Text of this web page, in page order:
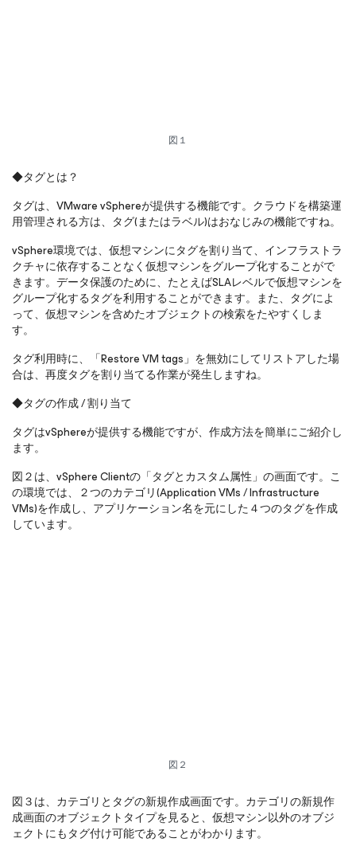
図１
◆タグとは？
タグは、VMware vSphereが提供する機能です。クラウドを構築運
用管理される方は、タグ(またはラベル)はおなじみの機能ですね。
vSphere環境では、仮想マシンにタグを割り当て、インフラストラ
クチャに依存することなく仮想マシンをグループ化することがで
きます。データ保護のために、たとえばSLAレベルで仮想マシンを
グループ化するタグを利用することができます。また、タグによ
って、仮想マシンを含めたオブジェクトの検索をたやすくしま
す。
タグ利用時に、「Restore VM tags」を無効にしてリストアした場
合は、再度タグを割り当てる作業が発生しますね。
◆タグの作成 / 割り当て
タグはvSphereが提供する機能ですが、作成方法を簡単にご紹介し
ます。
図２は、vSphere Clientの「タグとカスタム属性」の画面です。こ
の環境では、２つのカテゴリ(Application VMs / Infrastructure
VMs)を作成し、アプリケーション名を元にした４つのタグを作成
しています。
図２
図３は、カテゴリとタグの新規作成画面です。カテゴリの新規作
成画面のオブジェクトタイプを見ると、仮想マシン以外のオブジ
ェクトにもタグ付け可能であることがわかります。